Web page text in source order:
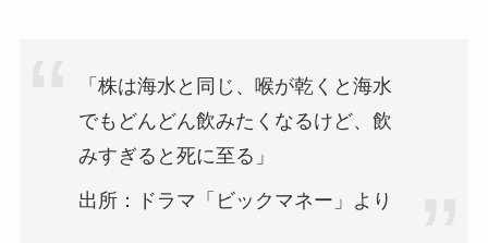
「株は海水と同じ、喉が乾くと海水
でもどんどん飲みたくなるけど、飲
みすぎると死に至る」
出所：ドラマ「ビックマネー」より